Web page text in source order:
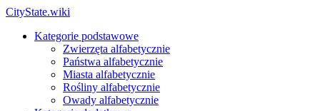
CityState.wiki
Kategorie podstawowe
Zwierzęta alfabetycznie
Państwa alfabetycznie
Miasta alfabetycznie
Rośliny alfabetycznie
Owady alfabetycznie